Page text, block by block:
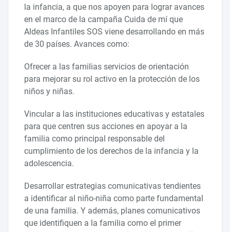
la infancia, a que nos apoyen para lograr avances
en el marco de la campaña Cuida de mí que
Aldeas Infantiles SOS viene desarrollando en más
de 30 países. Avances como:
Ofrecer a las familias servicios de orientación
para mejorar su rol activo en la protección de los
niños y niñas.
Vincular a las instituciones educativas y estatales
para que centren sus acciones en apoyar a la
familia como principal responsable del
cumplimiento de los derechos de la infancia y la
adolescencia.
Desarrollar estrategias comunicativas tendientes
a identificar al niño-niña como parte fundamental
de una familia. Y además, planes comunicativos
que identifiquen a la familia como el primer